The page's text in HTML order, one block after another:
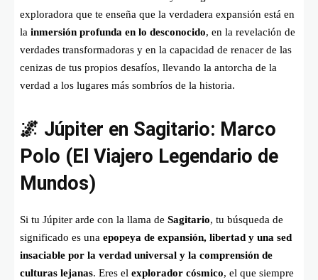
exploradora que te enseña que la verdadera expansión está en
la inmersión profunda en lo desconocido, en la revelación de
verdades transformadoras y en la capacidad de renacer de las
cenizas de tus propios desafíos, llevando la antorcha de la
verdad a los lugares más sombríos de la historia.
🌌 Júpiter en Sagitario: Marco
Polo (El Viajero Legendario de
Mundos)
Si tu Júpiter arde con la llama de Sagitario, tu búsqueda de
significado es una epopeya de expansión, libertad y una sed
insaciable por la verdad universal y la comprensión de
culturas lejanas. Eres el explorador cósmico, el que siempre